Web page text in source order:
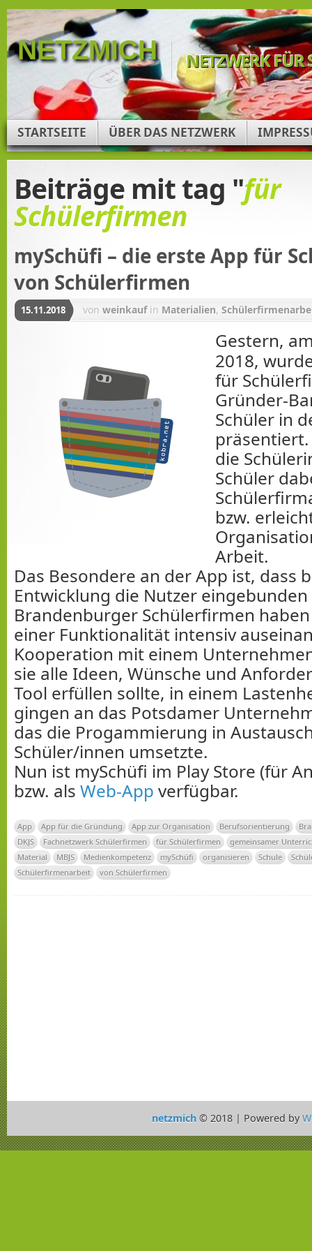
NETZMICH NETZWERK
STARTSEITE ÜBER DAS NETZWERK
Beiträge mit tag "für
Schülerfirmen
mySchüfi – die erste App für
von Schülerfirmen
15.11.2018 von weinkauf in Materialien,
Gestern,
2018,
für
Gründer-
Schüler in
die
Schüler
bzw.
Arbeit.
Das Besondere an der App ist, dass
Entwicklung die Nutzer eingebunden
Brandenburger Schülerfirmen
einer Funktionalität intensiv
Kooperation mit einem
sie alle Ideen, Wünsche und
Tool erfüllen sollte, in einem
gingen an das Potsdamer
das die Progammierung in
Schüler/innen umsetzte.
Nun ist mySchüfi im Play Store (für
bzw. als Web-App verfügbar.
App App für die Gründung App zur Organisation Berufsorientierung
DKJS
Fachnetzwerk Schülerfirmen für Schülerfirmen
gemeinsamer
Material
MBJS Medienkompetenz mySchüfi organisieren Schule
Schülerfirmenarbeit
von Schülerfirmen
netzmich© 2018 | Powered by